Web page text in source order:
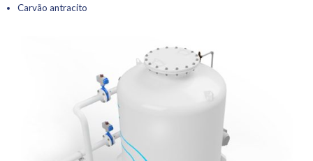
Carvão antracito